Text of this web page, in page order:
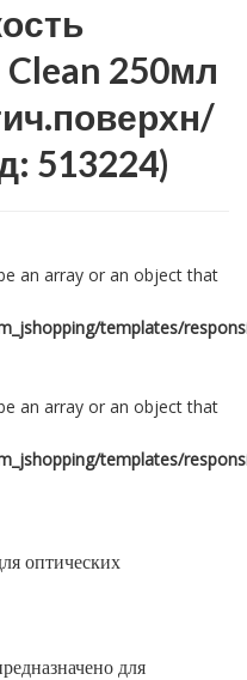
Clean 250мл
513224)
an array or an object that
templates/
an array or an object that
templates/
оптических
для